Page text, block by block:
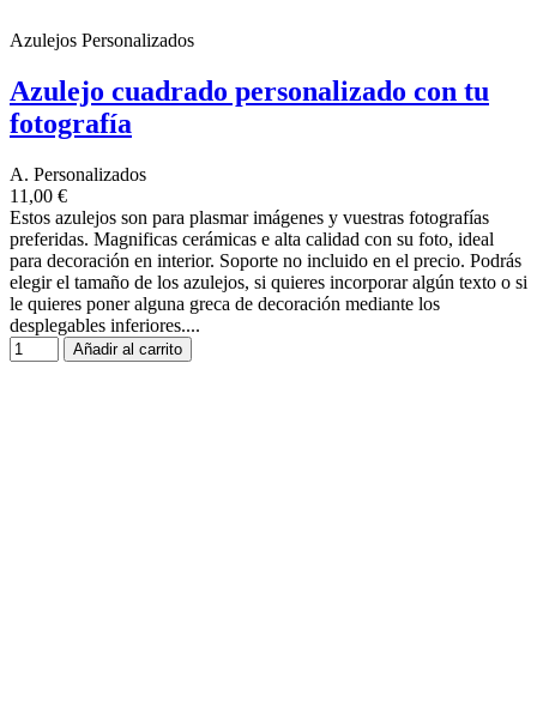
Azulejos Personalizados
Azulejo cuadrado personalizado con tu
fotografía
A. Personalizados
11,00 €
Estos azulejos son para plasmar imágenes y vuestras fotografías
preferidas. Magnificas cerámicas e alta calidad con su foto, ideal
para decoración en interior. Soporte no incluido en el precio. Podrás
elegir el tamaño de los azulejos, si quieres incorporar algún texto o si
le quieres poner alguna greca de decoración mediante los
desplegables inferiores....
Añadir al carrito